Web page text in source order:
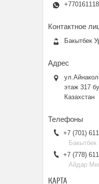
Бакытбек
этаж 317
Казахстан
+7 (701)
Бакытбек
+7 (778)
Айдар
КАРТА